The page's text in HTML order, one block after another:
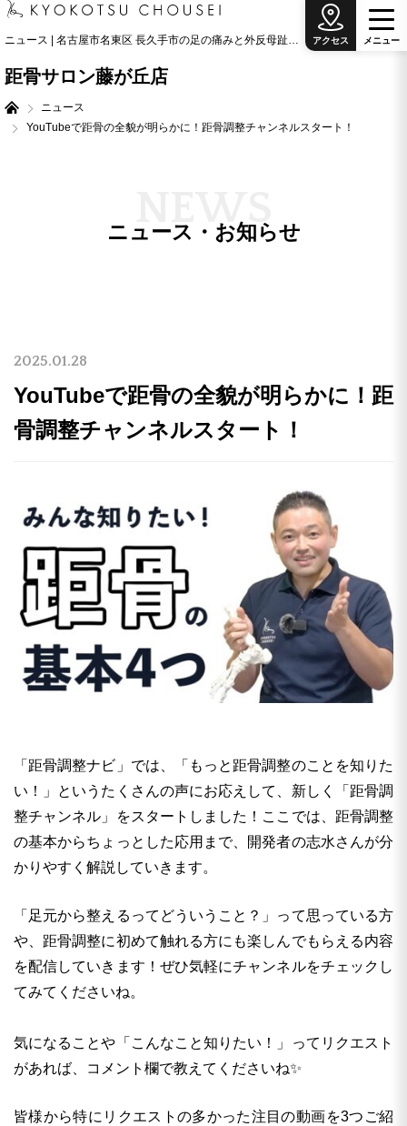
ニュース | 名古屋市名東区 長久手市の足の痛みと外反母趾治療の専門院
距骨サロン藤が丘店
ニュース
YouTubeで距骨の全貌が明らかに！距骨調整チャンネルスタート！
メニ ュ ー
アクセス
ニュース・お知らせ
W S
2025.01.28
YouTubeで距骨の全貌が明らかに！距
骨調整チャンネルスタート！
「距骨調整ナビ」では、「もっと距骨調整のことを知りた
い！」というたくさんの声にお応えして、新しく「距骨調
整チャンネル」をスタートしました！ここでは、距骨調整
の基本からちょっとした応用まで、開発者の志水さんが分
かりやすく解説していきます。
「足元から整えるってどういうこと？」って思っている方
や、距骨調整に初めて触れる方にも楽しんでもらえる内容
を配信していきます！ぜひ気軽にチャンネルをチェックし
てみてくださいね。
気になることや「こんなこと知りたい！」ってリクエスト
があれば、コメント欄で教えてくださいね✨
皆様から特にリクエストの多かった注目の動画を3つご紹